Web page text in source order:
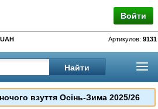
Войти
Артикулов: 9131
взуття Осінь-Зима 2025/26